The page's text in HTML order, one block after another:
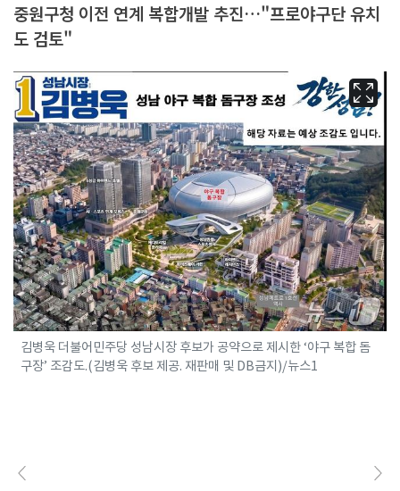
중원구청 이전 연계 복합개발 추진…"프로야구단 유치
도 검토"
김병욱 더불어민주당 성남시장 후보가 공약으로 제시한 ‘야구 복합 돔
구장’ 조감도.(김병욱 후보 제공. 재판매 및 DB금지)/뉴스1